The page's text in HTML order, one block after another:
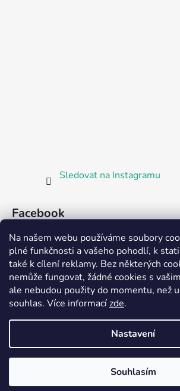
Na našem webu používáme soubory
plné funkčnosti a vašeho pohodlí, k
také k cílení reklamy. Bez některých
nemůže fungovat, žádné cookies s
ale nebudou použity do momentu, než
souhlas. Více informacízde.
Nastavení
Souhlasím
Sledovat na Instagramu
Facebook
Partnerská prodejna
Vytvořil Shoptet
Bosorka Plzeň
vyhrazena.